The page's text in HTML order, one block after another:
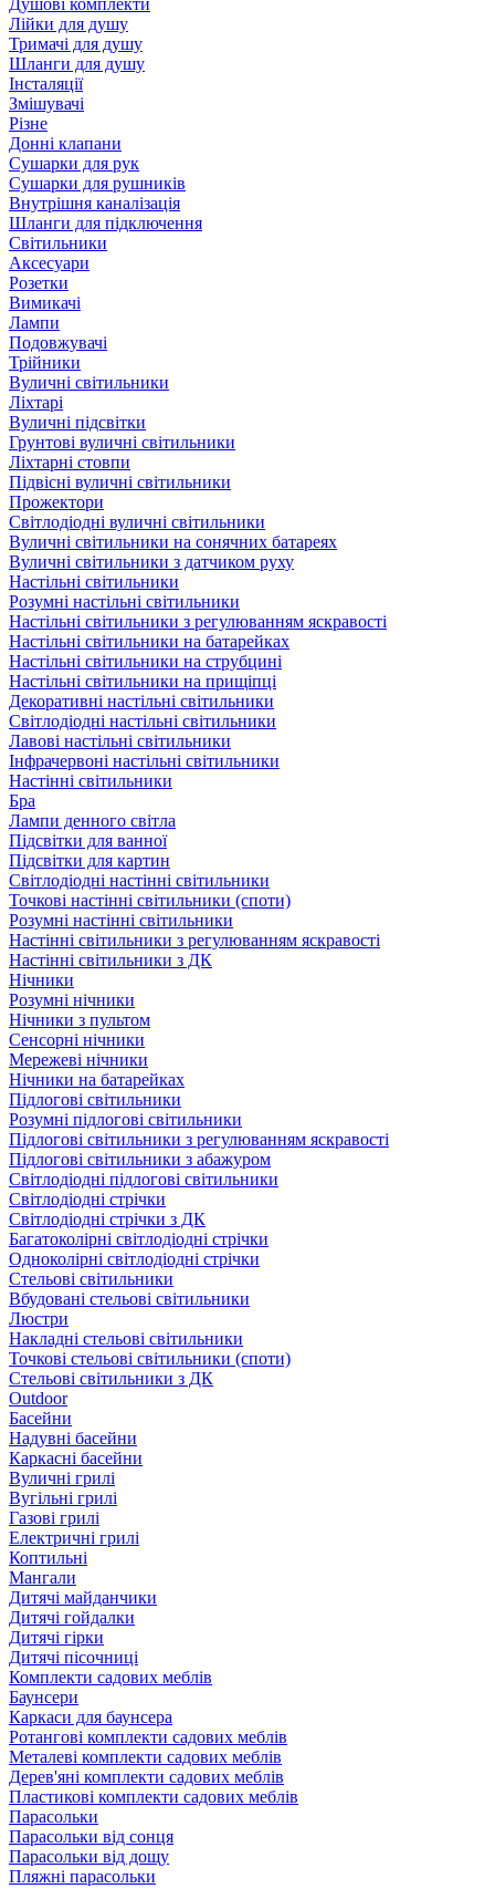
Душові комплекти
Лійки для душу
Тримачі для душу
Шланги для душу
Інсталяції
Змішувачі
Різне
Донні клапани
Сушарки для рук
Сушарки для рушників
Внутрішня каналізація
Шланги для підключення
Світильники
Аксесуари
Розетки
Вимикачі
Лампи
Подовжувачі
Трійники
Вуличні світильники
Ліхтарі
Вуличні підсвітки
Грунтові вуличні світильники
Ліхтарні стовпи
Підвісні вуличні світильники
Прожектори
Світлодіодні вуличні світильники
Вуличні світильники на сонячних батареях
Вуличні світильники з датчиком руху
Настільні світильники
Розумні настільні світильники
Настільні світильники з регулюванням яскравості
Настільні світильники на батарейках
Настільні світильники на струбцині
Настільні світильники на прищіпці
Декоративні настільні світильники
Світлодіодні настільні світильники
Лавові настільні світильники
Інфрачервоні настільні світильники
Настінні світильники
Бра
Лампи денного світла
Підсвітки для ванної
Підсвітки для картин
Світлодіодні настінні світильники
Точкові настінні світильники (споти)
Розумні настінні світильники
Настінні світильники з регулюванням яскравості
Настінні світильники з ДК
Нічники
Розумні нічники
Нічники з пультом
Сенсорні нічники
Мережеві нічники
Нічники на батарейках
Підлогові світильники
Розумні підлогові світильники
Підлогові світильники з регулюванням яскравості
Підлогові світильники з абажуром
Світлодіодні підлогові світильники
Світлодіодні стрічки
Світлодіодні стрічки з ДК
Багатоколірні світлодіодні стрічки
Одноколірні світлодіодні стрічки
Стельові світильники
Вбудовані стельові світильники
Люстри
Накладні стельові світильники
Точкові стельові світильники (споти)
Стельові світильники з ДК
Outdoor
Басейни
Надувні басейни
Каркасні басейни
Вуличні грилі
Вугільні грилі
Газові грилі
Електричні грилі
Коптильні
Мангали
Дитячі майданчики
Дитячі гойдалки
Дитячі гірки
Дитячі пісочниці
Комплекти садових меблів
Баунсери
Каркаси для баунсера
Ротангові комплекти садових меблів
Металеві комплекти садових меблів
Дерев'яні комплекти садових меблів
Пластикові комплекти садових меблів
Парасольки
Парасольки від сонця
Парасольки від дощу
Пляжні парасольки